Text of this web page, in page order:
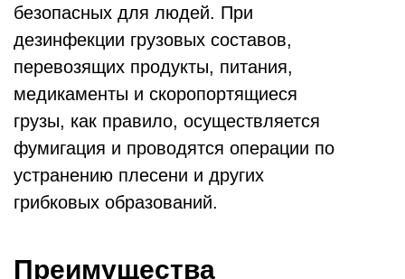
безопасных для людей. При
дезинфекции грузовых составов,
перевозящих продукты, питания,
медикаменты и скоропортящиеся
грузы, как правило, осуществляется
фумигация и проводятся операции по
устранению плесени и других
грибковых образований.
Преимущества